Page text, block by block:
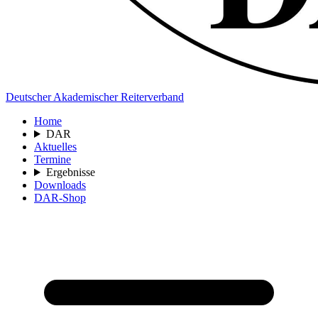
Deutscher Akademischer Reiterverband
Home
DAR
Aktuelles
Termine
Ergebnisse
Downloads
DAR-Shop